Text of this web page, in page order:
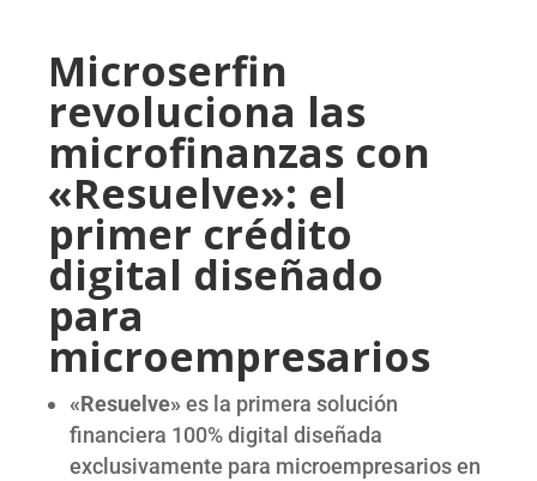
Microserfin
revoluciona las
microfinanzas con
«Resuelve»: el
primer crédito
digital diseñado
para
microempresarios
«Resuelve» es la primera solución
financiera 100% digital diseñada
exclusivamente para microempresarios en